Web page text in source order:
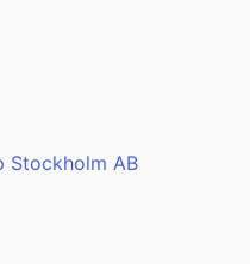
Stockholm AB